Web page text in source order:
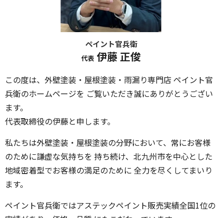
ペイント官兵衛
代表 伊藤 正俊
この度は、外壁塗装・屋根塗装・雨漏り専門店 ペイント官
兵衛のホームページを ご覧いただき誠にありがとうござい
ます。
代表取締役の伊藤と申します。
私たちは外壁塗装・屋根塗装の分野において、常にお客様
のために謙虚な気持ちを 持ち続け、北九州市を中心とした
地域密着型でお客様の満足のために 全力を尽くしてまいり
ます。
ペイント官兵衛ではアステックペイント販売実績全国1位の